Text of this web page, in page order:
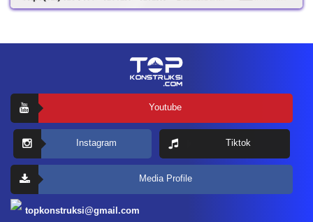
Youtube
Instagram Tiktok
Media Profile
topkonstruksi@gmail.com